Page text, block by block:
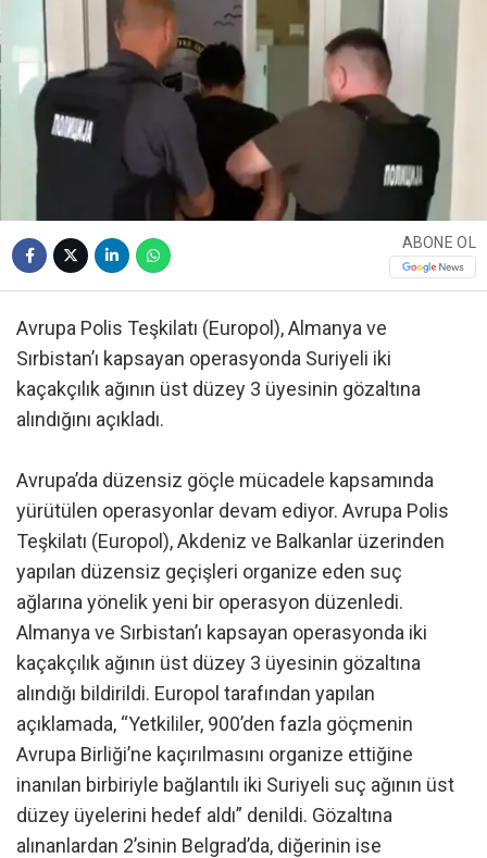
ABONE OL
Avrupa Polis Teşkilatı (Europol), Almanya ve
Sırbistan’ı kapsayan operasyonda Suriyeli iki
kaçakçılık ağının üst düzey 3 üyesinin gözaltına
alındığını açıkladı.
Avrupa’da düzensiz göçle mücadele kapsamında
yürütülen operasyonlar devam ediyor. Avrupa Polis
Teşkilatı (Europol), Akdeniz ve Balkanlar üzerinden
yapılan düzensiz geçişleri organize eden suç
ağlarına yönelik yeni bir operasyon düzenledi.
Almanya ve Sırbistan’ı kapsayan operasyonda iki
kaçakçılık ağının üst düzey 3 üyesinin gözaltına
alındığı bildirildi. Europol tarafından yapılan
açıklamada, “Yetkililer, 900’den fazla göçmenin
Avrupa Birliği’ne kaçırılmasını organize ettiğine
inanılan birbiriyle bağlantılı iki Suriyeli suç ağının üst
düzey üyelerini hedef aldı” denildi. Gözaltına
alınanlardan 2’sinin Belgrad’da, diğerinin ise